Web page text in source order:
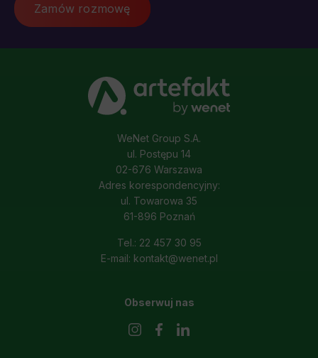
Zamów rozmowę
WeNet Group S.A.
ul. Postępu 14
02-676 Warszawa
Adres korespondencyjny:
ul. Towarowa 35
61-896 Poznań
Tel.: 22 457 30 95
E-mail: kontakt@wenet.pl
Obserwuj nas